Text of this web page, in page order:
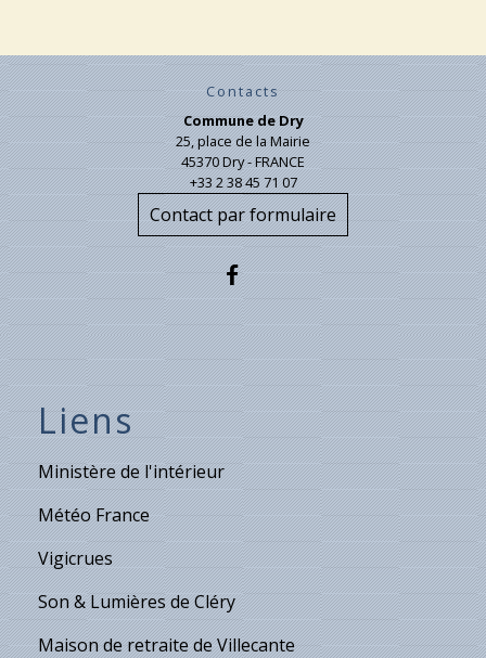
Contacts
Commune de Dry
25, place de la Mairie
45370 Dry - FRANCE
+33 2 38 45 71 07
Contact par formulaire
Liens
Ministère de l'intérieur
Météo France
Vigicrues
Son & Lumières de Cléry
Maison de retraite de Villecante